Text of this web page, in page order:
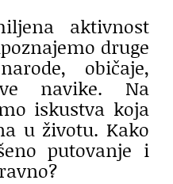
aktivnost
druge
običaje,
navike. Na
iskustva koja
u životu. Kako
putovanje i